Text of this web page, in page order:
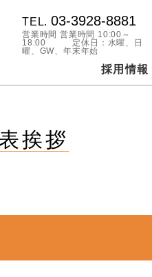
TEL. 03-3928-8881
営業時間 営業時間 10:00～
18:00 定休日：水曜、日
曜、GW、年末年始
採用情報
挨拶